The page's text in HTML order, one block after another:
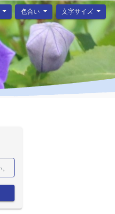
色合い 文字サイズ